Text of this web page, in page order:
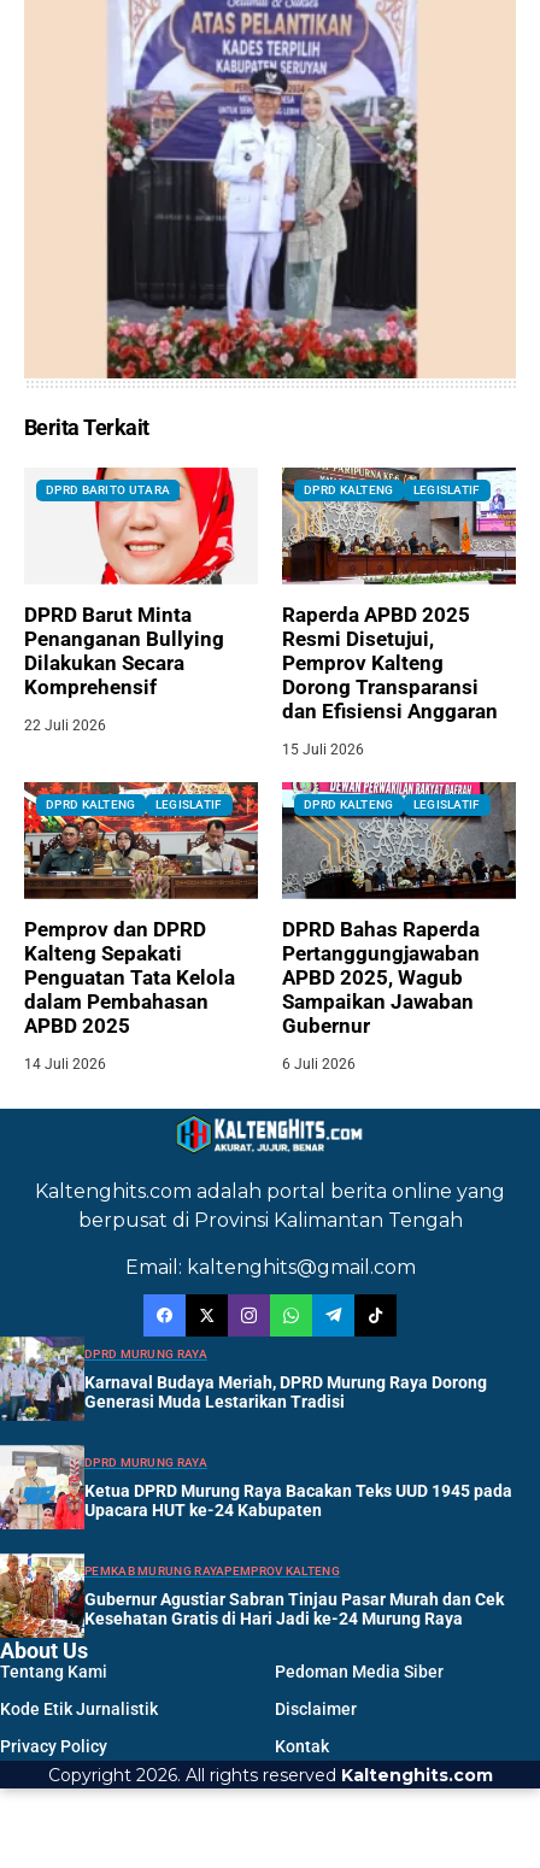
Berita Terkait
DPRD BARITO UTARA
DPRD Barut Minta
Penanganan Bullying
Dilakukan Secara
Komprehensif
22 Juli 2026
DPRD KALTENG LEGISLATIF
Raperda APBD 2025
Resmi Disetujui,
Pemprov Kalteng
Dorong Transparansi
dan Efisiensi Anggaran
15 Juli 2026
DPRD KALTENG LEGISLATIF
Pemprov dan DPRD
Kalteng Sepakati
Penguatan Tata Kelola
dalam Pembahasan
APBD 2025
14 Juli 2026
DPRD KALTENG LEGISLATIF
DPRD Bahas Raperda
Pertanggungjawaban
APBD 2025, Wagub
Sampaikan Jawaban
Gubernur
6 Juli 2026
Kaltenghits.com adalah portal berita online yang
berpusat di Provinsi Kalimantan Tengah
Email: kaltenghits@gmail.com
DPRD MURUNG RAYA
Karnaval Budaya Meriah, DPRD Murung Raya Dorong
Generasi Muda Lestarikan Tradisi
DPRD MURUNG RAYA
Ketua DPRD Murung Raya Bacakan Teks UUD 1945 pada
Upacara HUT ke-24 Kabupaten
PEMKAB MURUNG RAYAPEMPROV KALTENG
Gubernur Agustiar Sabran Tinjau Pasar Murah dan Cek
Kesehatan Gratis di Hari Jadi ke-24 Murung Raya
About Us
Tentang Kami
Pedoman Media Siber
Kode Etik Jurnalistik
Disclaimer
Privacy Policy
Kontak
Copyright 2026. All rights reserved Kaltenghits.com